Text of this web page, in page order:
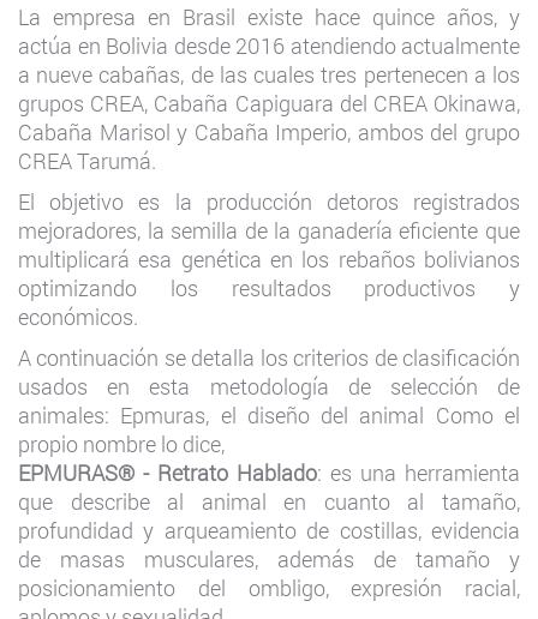
La empresa en Brasil existe hace quince años, y
actúa en Bolivia desde 2016 atendiendo actualmente
a nueve cabañas, de las cuales tres pertenecen a los
grupos CREA, Cabaña Capiguara del CREA Okinawa,
Cabaña Marisol y Cabaña Imperio, ambos del grupo
CREA Tarumá.
El objetivo es la producción detoros registrados
mejoradores, la semilla de la ganadería eficiente que
multiplicará esa genética en los rebaños bolivianos
optimizando los resultados productivos y
económicos.
A continuación se detalla los criterios de clasificación
usados en esta metodología de selección de
animales: Epmuras, el diseño del animal Como el
propio nombre lo dice,
EPMURAS® - Retrato Hablado: es una herramienta
que describe al animal en cuanto al tamaño,
profundidad y arqueamiento de costillas, evidencia
de masas musculares, además de tamaño y
posicionamiento del ombligo, expresión racial,